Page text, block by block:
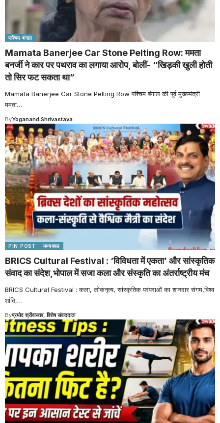
पश्चिम बंगाल
Mamata Banerjee Car Stone Pelting Row: ममता
बनर्जी ने कार पर पथराव का लगाया आरोप, बोलीं- “खिड़की खुली होती
तो सिर फट सकता था”
Mamata Banerjee Car Stone Pelting Row पश्चिम बंगाल की पूर्व मुख्यमंत्री
ममता…
ByYoganand Shrivastava
PIN POST मध्यकाल
BRICS Cultural Festival : ‘विविधता में एकता’ और सांस्कृतिक
संवाद का संदेश,भोपाल में सजा कला और संस्कृति का अंतर्राष्ट्रीय मंच
BRICS Cultural Festival : कला, लोकनृत्य, सांस्कृतिक परंपराओं का शानदार संगम,विश्व
शांति,…
Byप्रमोद श्रीवास्तव, विशेष संवाददाता